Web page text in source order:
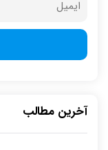
آخرین مطالب